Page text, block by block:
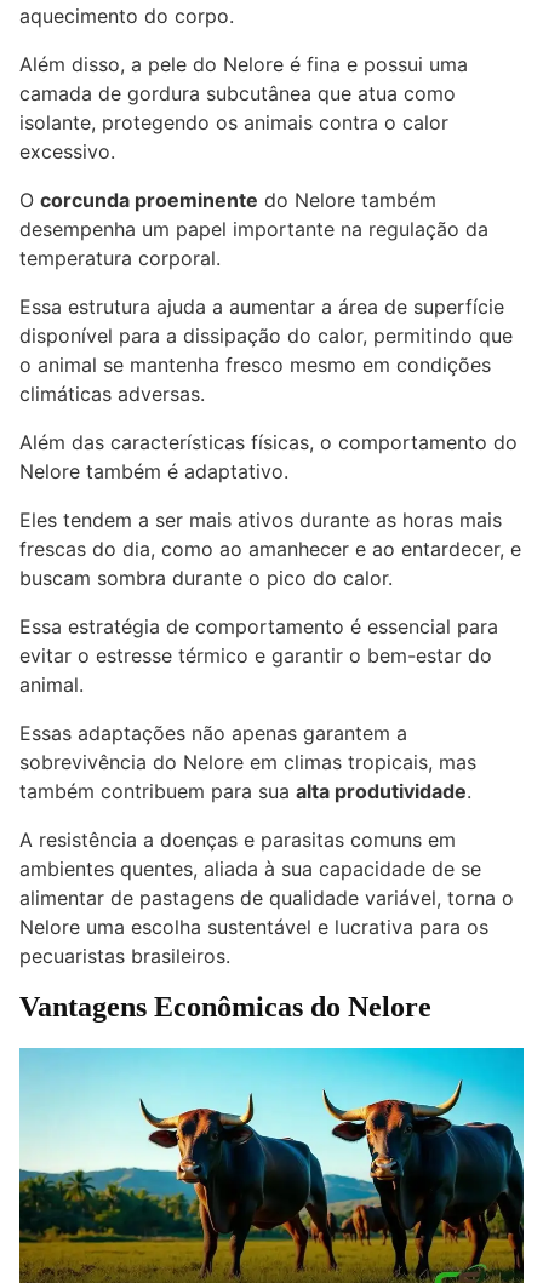
aquecimento do corpo.
Além disso, a pele do Nelore é fina e possui uma
camada de gordura subcutânea que atua como
isolante, protegendo os animais contra o calor
excessivo.
O corcunda proeminente do Nelore também
desempenha um papel importante na regulação da
temperatura corporal.
Essa estrutura ajuda a aumentar a área de superfície
disponível para a dissipação do calor, permitindo que
o animal se mantenha fresco mesmo em condições
climáticas adversas.
Além das características físicas, o comportamento do
Nelore também é adaptativo.
Eles tendem a ser mais ativos durante as horas mais
frescas do dia, como ao amanhecer e ao entardecer, e
buscam sombra durante o pico do calor.
Essa estratégia de comportamento é essencial para
evitar o estresse térmico e garantir o bem-estar do
animal.
Essas adaptações não apenas garantem a
sobrevivência do Nelore em climas tropicais, mas
também contribuem para sua alta produtividade.
A resistência a doenças e parasitas comuns em
ambientes quentes, aliada à sua capacidade de se
alimentar de pastagens de qualidade variável, torna o
Nelore uma escolha sustentável e lucrativa para os
pecuaristas brasileiros.
Vantagens Econômicas do Nelore